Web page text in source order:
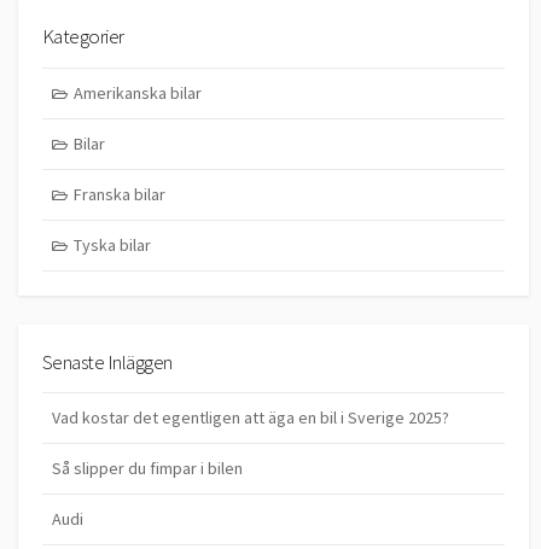
Kategorier
Amerikanska bilar
Bilar
Franska bilar
Tyska bilar
Senaste Inläggen
Vad kostar det egentligen att äga en bil i Sverige 2025?
Så slipper du fimpar i bilen
Audi